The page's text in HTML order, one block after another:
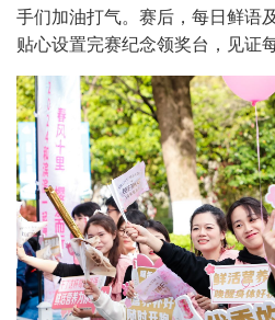
手们加油打气。赛后，每日鲜语
贴心设置完赛纪念领奖台，见证